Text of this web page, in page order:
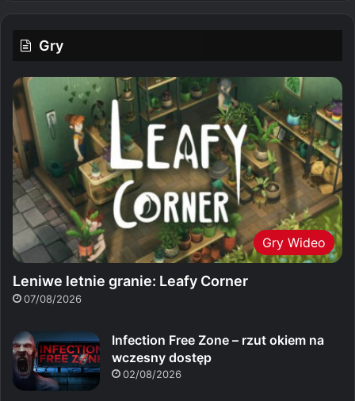
Gry
Gry Wideo
Leniwe letnie granie: Leafy Corner
07/08/2026
Infection Free Zone – rzut okiem na
wczesny dostęp
02/08/2026